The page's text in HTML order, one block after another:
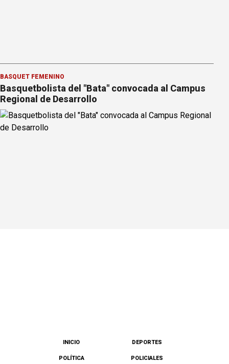
BÁSQUET FEMENINO
Basquetbolista del "Bata" convocada al Campus
Regional de Desarrollo
INICIO DEPORTES
POLÍTICA POLICIALES